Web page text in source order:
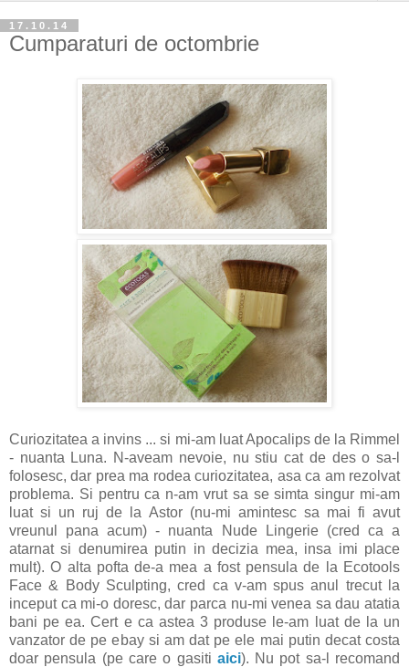
17.10.14
Cumparaturi de octombrie
Curiozitatea a invins ... si mi-am luat Apocalips de la Rimmel
- nuanta Luna. N-aveam nevoie, nu stiu cat de des o sa-l
folosesc, dar prea ma rodea curiozitatea, asa ca am rezolvat
problema. Si pentru ca n-am vrut sa se simta singur mi-am
luat si un ruj de la Astor (nu-mi amintesc sa mai fi avut
vreunul pana acum) - nuanta Nude Lingerie (cred ca a
atarnat si denumirea putin in decizia mea, insa imi place
mult). O alta pofta de-a mea a fost pensula de la Ecotools
Face & Body Sculpting, cred ca v-am spus anul trecut la
inceput ca mi-o doresc, dar parca nu-mi venea sa dau atatia
bani pe ea. Cert e ca astea 3 produse le-am luat de la un
vanzator de pe ebay si am dat pe ele mai putin decat costa
doar pensula (pe care o gasiti aici). Nu pot sa-l recomand